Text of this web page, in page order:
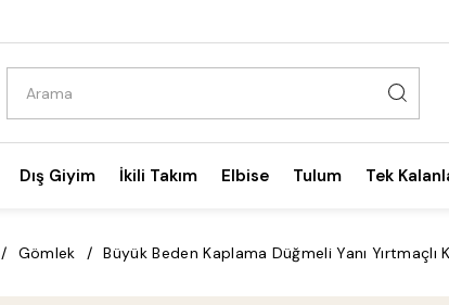
Dış Giyim İkili Takım Elbise Tulum Tek
Gömlek Büyük Beden Kaplama Düğmeli Yanı Yırtmaçlı